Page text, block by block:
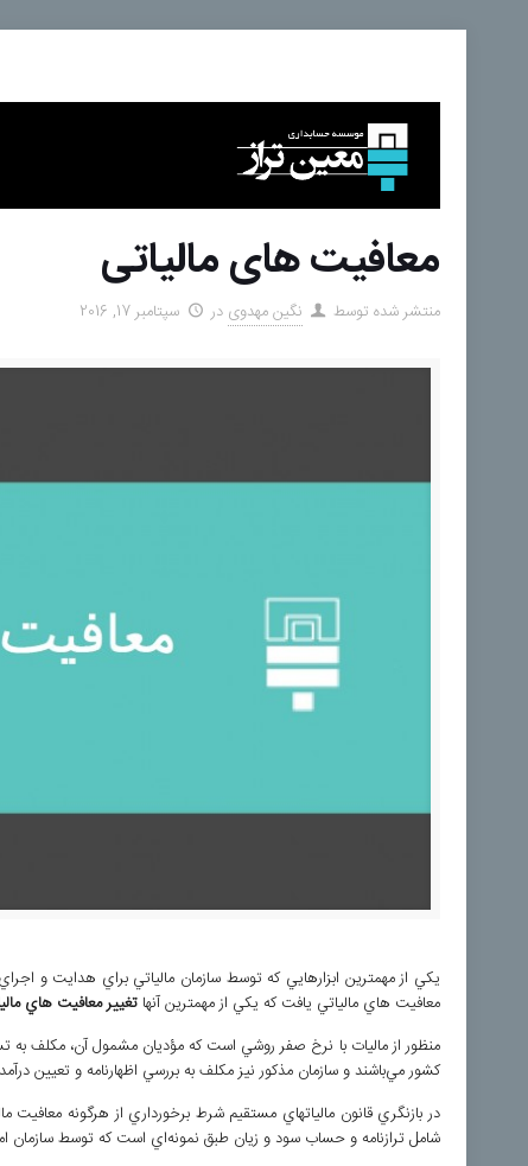
معافیت های مالیاتی
منتشر شده توسط نگین مهدوی در سپتامبر 17, 2016
يکي از مهمترين ابزارهایي که توسط سازمان مالياتي براي هدايت و
معافيت هاي مالياتي يافت که يکي از مهمترين آنهاتغيير معافيت هاي
منظور از ماليات با نرخ صفر روشي است كه مؤديان مشمول آن، مكلف به
كشور مي‌باشند و سازمان مذكور نيز مكلف به بررسي اظهارنامه و تعيين
در بازنگري قانون مالياتهاي مستقيم شرط برخورداري از هرگونه
شامل ترازنامه و حساب سود و زيان طبق نمونه‌اي است كه توسط سازمان